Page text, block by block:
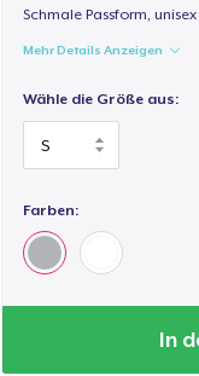
Schmale Passform, unisex
Mehr Details Anzeigen
Wähle die Größe aus:
Farben:
In